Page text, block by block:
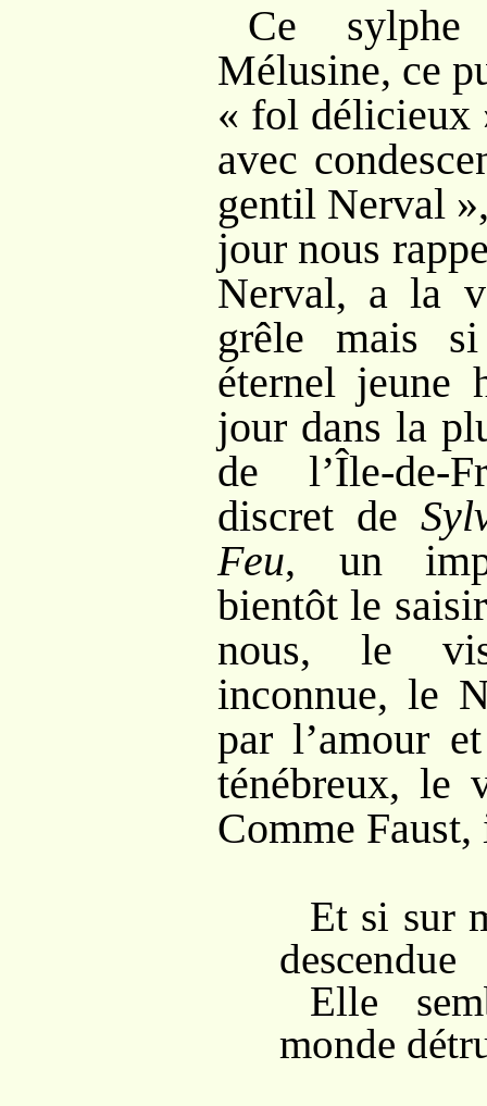
Ce
Mélusine, ce
« fol délicieux
avec
gentil Nerval
jour nous
Nerval, a la
grêle mais si
éternel jeune
jour dans la
de l’Île-de-
discret de
Feu, un
bientôt le
nous, le
inconnue, le
par l’amour
ténébreux, le
Comme
Et si sur
descendue
Elle
monde